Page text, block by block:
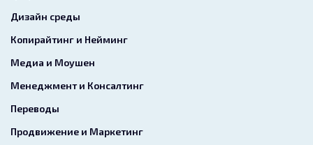
Дизайн среды
Копирайтинг и Нейминг
Медиа и Моушен
Менеджмент и Консалтинг
Переводы
Продвижение и Маркетинг